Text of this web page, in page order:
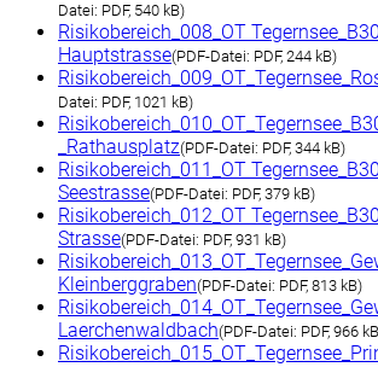
Datei: PDF, 540 kB)
Risikobereich_008_OT
Hauptstrasse(PDF-Datei: PDF, 244 kB)
Datei: PDF, 1021 kB)
_Rathausplatz(PDF-Datei: PDF, 344 kB)
Risikobereich_011_OT
Seestrasse(PDF-Datei: PDF, 379 kB)
Risikobereich_012_OT
Strasse(PDF-Datei: PDF, 931 kB)
Kleinberggraben(PDF-Datei: PDF, 813 kB)
Laerchenwaldbach(PDF-Datei: PDF, 966